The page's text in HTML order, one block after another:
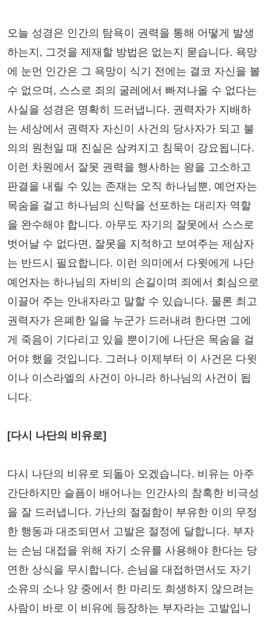
오늘 성경은 인간의 탐욕이 권력을 통해 어떻게 발생
하는지, 그것을 제재할 방법은 없는지 묻습니다. 욕망
에 눈먼 인간은 그 욕망이 식기 전에는 결코 자신을 볼
수 없으며, 스스로 죄의 굴레에서 빠져나올 수 없다는
사실을 성경은 명확히 드러냅니다. 권력자가 지배하
는 세상에서 권력자 자신이 사건의 당사자가 되고 불
의의 원천일 때 진실은 삼켜지고 침묵이 강요됩니다.
이런 차원에서 잘못 권력을 행사하는 왕을 고소하고
판결을 내릴 수 있는 존재는 오직 하나님뿐, 예언자는
목숨을 걸고 하나님의 신탁을 선포하는 대리자 역할
을 완수해야 합니다. 아무도 자기의 잘못에서 스스로
벗어날 수 없다면, 잘못을 지적하고 보여주는 제삼자
는 반드시 필요합니다. 이런 의미에서 다윗에게 나단
예언자는 하나님의 자비의 손길이며 죄에서 회심으로
이끌어 주는 안내자라고 말할 수 있습니다. 물론 최고
권력자가 은폐한 일을 누군가 드러내려 한다면 그에
게 죽음이 기다리고 있을 뿐이기에 나단은 목숨을 걸
어야 했을 것입니다. 그러나 이제부터 이 사건은 다윗
이나 이스라엘의 사건이 아니라 하나님의 사건이 됩
니다.
[다시 나단의 비유로]
다시 나단의 비유로 되돌아 오겠습니다. 비유는 아주
간단하지만 슬픔이 배어나는 인간사의 참혹한 비극성
을 잘 드러냅니다. 가난의 절절함이 부유한 이의 무정
한 행동과 대조되면서 고발은 절정에 달합니다. 부자
는 손님 대접을 위해 자기 소유를 사용해야 한다는 당
연한 상식을 무시합니다. 손님을 대접하면서도 자기
소유의 소나 양 중에서 한 마리도 희생하지 않으려는
사람이 바로 이 비유에 등장하는 부자라는 고발입니